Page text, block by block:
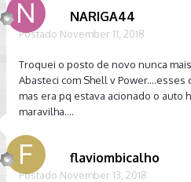
setembro quando comprei ele
ex dono deixou na agência pra
ela feita, trocou tudo que eu
mesma agência e o mesmo
primeira... Recreio de Macaé.
confesso que estou preocupado
saber oq relemente está
NARIGA44
Postado November 11, 2018
Troquei o posto de novo nunca
Abasteci com Shell v
mas era pq estava acionado o auto
maravilha....
flaviombicalho
Postado November 13, 2018